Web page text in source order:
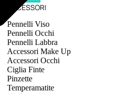
ACCESSORI
Pennelli Viso
Pennelli Occhi
Pennelli Labbra
Accessori Make Up
Accessori Occhi
Ciglia Finte
Pinzette
Temperamatite